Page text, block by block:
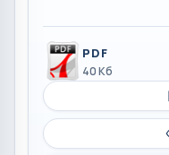
PDF
40 Кб